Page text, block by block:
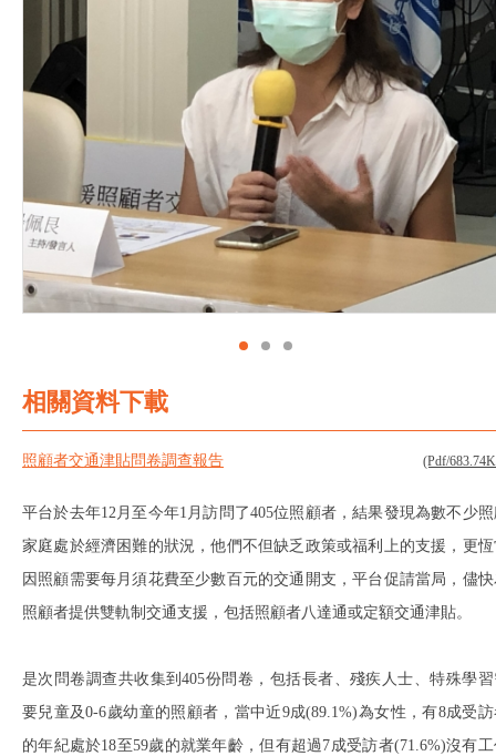
相關資料下載
照顧者交通津貼問卷調查報告 (Pdf/
平台於去年12月至今年1月訪問了405位照顧者，結果發現為數不少
家庭處於經濟困難的狀況，他們不但缺乏政策或福利上的支援，更
因照顧需要每月須花費至少數百元的交通開支，平台促請當局，儘
照顧者提供雙軌制交通支援，包括照顧者八達通或定額交通津貼。
是次問卷調查共收集到405份問卷，包括長者、殘疾人士、特殊學
要兒童及0-6歲幼童的照顧者，當中近9成(89.1%)為女性，有8成受
的年紀處於18至59歲的就業年齡，但有超過7成受訪者(71.6%)沒有